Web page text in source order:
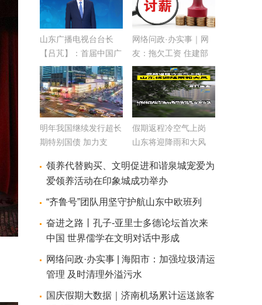
山东广播电视台台长
【吕芃】：首届中国广
播电视精品创作大会将
于10月11日在北京开
幕
网络问政·办实事｜网
友：拖欠工资 住建部
门：协调结清剩余款
明年我国继续发行超长
期特别国债 加力支
假期返程冷空气上岗
山东将迎降雨和大风
领养代替购买、文明促进和谐泉城宠爱为
爱领养活动在印象城成功举办
“齐鲁号”团队用坚守护航山东中欧班列
奋进之路丨孔子-亚里士多德论坛首次来
中国 世界儒学在文明对话中形成
网络问政·办实事 | 海阳市：加强垃圾清运
管理 及时清理外溢污水
国庆假期大数据｜济南机场累计运送旅客